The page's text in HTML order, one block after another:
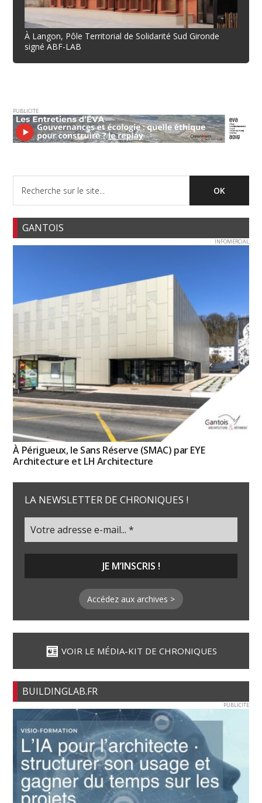
À Langon, Pôle Territorial de Solidarité Sud Gironde
signé ABF-LAB
PUBLICITE
GANTOIS
INFOMERCIAL
À Périgueux, le Sans Réserve (SMAC) par EYE
Architecture et LH Architecture
LA NEWSLETTER DE CHRONIQUES !
Accédez aux archives >
VOIR LE MÉDIA-KIT DE CHRONIQUES
BUILDINGLAB.FR
PUBLICITE